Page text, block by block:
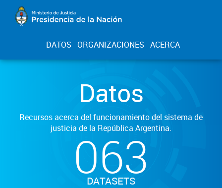
DATOS ORGANIZACIONES ACERCA
Datos
Recursos acerca del funcionamiento del sistema de
justicia de la República Argentina.
063
DATASETS